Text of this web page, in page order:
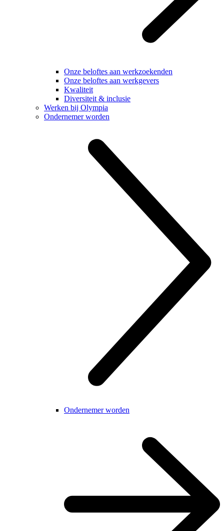
Onze beloftes aan werkzoekenden
Onze beloftes aan werkgevers
Kwaliteit
Diversiteit & inclusie
Werken bij Olympia
Ondernemer worden
Ondernemer worden